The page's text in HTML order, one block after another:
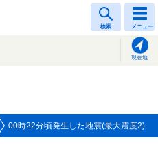
検索 メニュー
現在地
00時22分頃発生した地震(最大震度2)